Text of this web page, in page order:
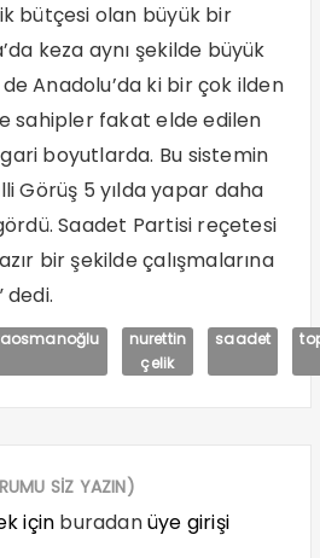
bütçesi olan büyük bir
keza aynı şekilde büyük
Anadolu’da ki bir çok ilden
sahipler fakat elde edilen
boyutlarda. Bu sistemin
Görüş 5 yılda yapar daha
Saadet Partisi reçetesi
bir şekilde çalışmalarına
nurettin
çelik
saadet
SİZ YAZIN)
için buradanüye girişi